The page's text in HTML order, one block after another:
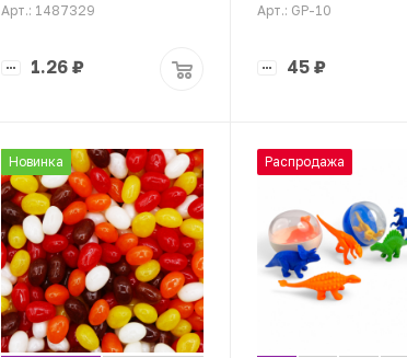
Арт.: 1487329
1.26₽
Арт.: GP-10
45 ₽
Новинка Распродажа